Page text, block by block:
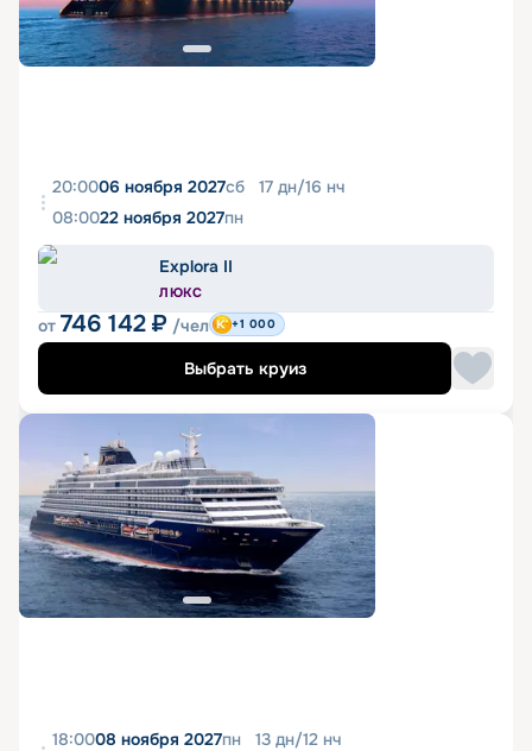
20:0006 ноября 2027сб 17 дн/16 нч
08:0022 ноября 2027пн
Explora II
ЛЮКС
от 746 142 ₽ /чел +1 000
Выбрать круиз
18:0008 ноября 2027пн 13 дн/12 нч